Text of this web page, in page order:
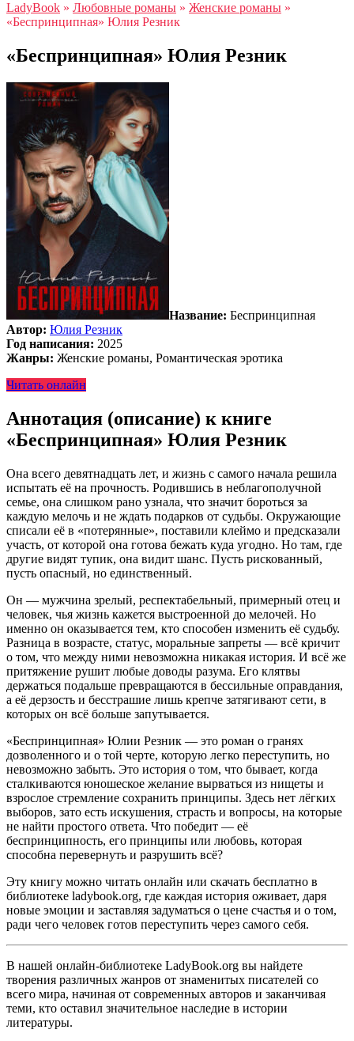
LadyBook » Любовные романы » Женские романы »
«Беспринципная» Юлия Резник
«Беспринципная» Юлия Резник
Название: Беспринципная
Автор: Юлия Резник
Год написания: 2025
Жанры: Женские романы, Романтическая эротика
Читать онлайн
Аннотация (описание) к книге
«Беспринципная» Юлия Резник
Она всего девятнадцать лет, и жизнь с самого начала решила
испытать её на прочность. Родившись в неблагополучной
семье, она слишком рано узнала, что значит бороться за
каждую мелочь и не ждать подарков от судьбы. Окружающие
списали её в «потерянные», поставили клеймо и предсказали
участь, от которой она готова бежать куда угодно. Но там, где
другие видят тупик, она видит шанс. Пусть рискованный,
пусть опасный, но единственный.
Он — мужчина зрелый, респектабельный, примерный отец и
человек, чья жизнь кажется выстроенной до мелочей. Но
именно он оказывается тем, кто способен изменить её судьбу.
Разница в возрасте, статус, моральные запреты — всё кричит
о том, что между ними невозможна никакая история. И всё же
притяжение рушит любые доводы разума. Его клятвы
держаться подальше превращаются в бессильные оправдания,
а её дерзость и бесстрашие лишь крепче затягивают сети, в
которых он всё больше запутывается.
«Беспринципная» Юлии Резник — это роман о гранях
дозволенного и о той черте, которую легко переступить, но
невозможно забыть. Это история о том, что бывает, когда
сталкиваются юношеское желание вырваться из нищеты и
взрослое стремление сохранить принципы. Здесь нет лёгких
выборов, зато есть искушения, страсть и вопросы, на которые
не найти простого ответа. Что победит — её
беспринципность, его принципы или любовь, которая
способна перевернуть и разрушить всё?
Эту книгу можно читать онлайн или скачать бесплатно в
библиотеке ladybook.org, где каждая история оживает, даря
новые эмоции и заставляя задуматься о цене счастья и о том,
ради чего человек готов переступить через самого себя.
В нашей онлайн-библиотеке LadyBook.org вы найдете
творения различных жанров от знаменитых писателей со
всего мира, начиная от современных авторов и заканчивая
теми, кто оставил значительное наследие в истории
литературы.